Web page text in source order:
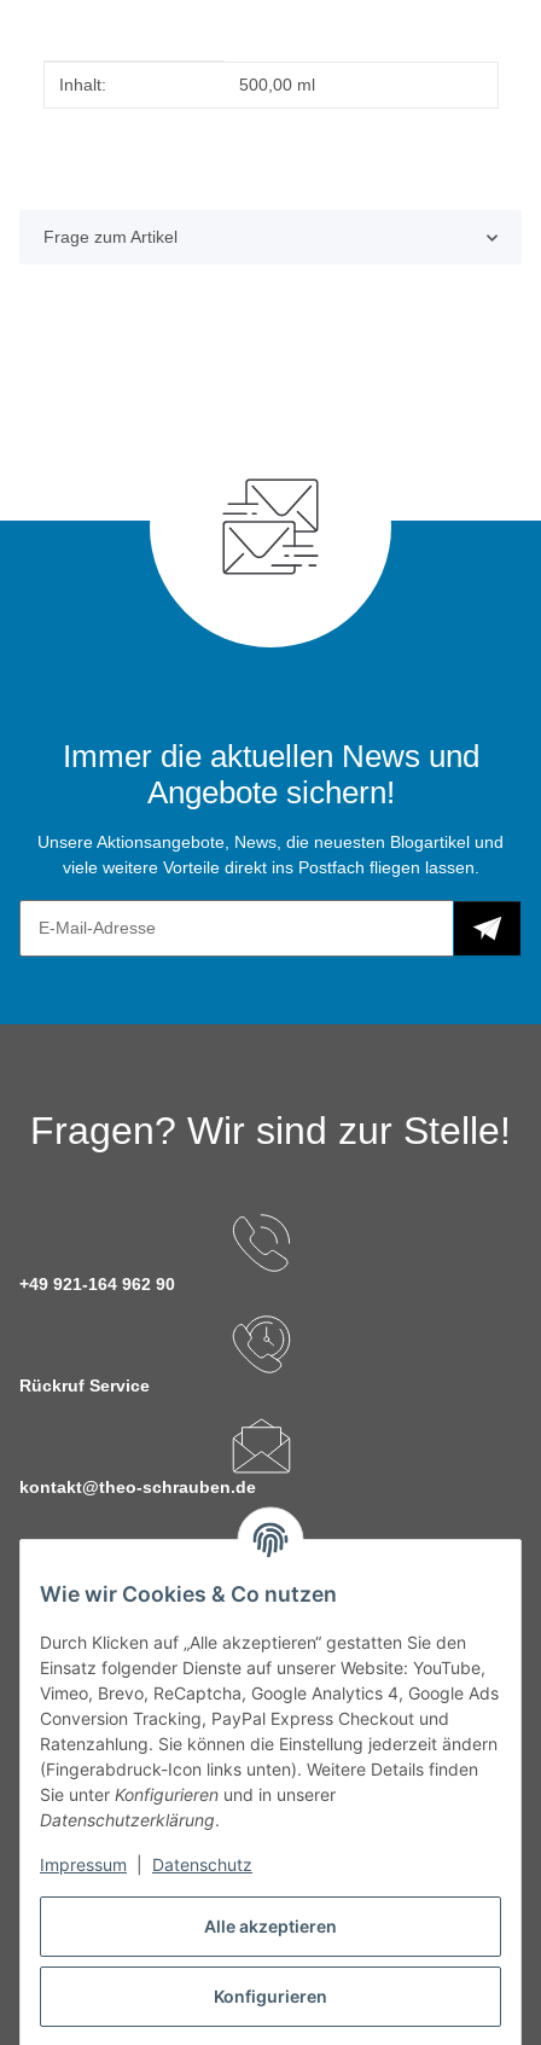
Alle akzeptieren
Konfigurieren
Wie wir Cookies & Co nutzen
Durch Klicken auf „Alle akzeptieren“ gestatten Sie den
Einsatz folgender Dienste auf unserer Website: YouTube,
Vimeo, Brevo, ReCaptcha, Google Analytics 4, Google Ads
Conversion Tracking, PayPal Express Checkout und
Ratenzahlung. Sie können die Einstellung jederzeit ändern
(Fingerabdruck-Icon links unten). Weitere Details finden
Sie unter Konfigurieren und in unserer
Datenschutzerklärung.
Impressum Datenschutz
Produkteigenschaft
Wert
Inhalt: 500,00 ml
Frage zum Artikel
Immer die aktuellen News und
Angebote sichern!
Unsere Aktionsangebote, News, die neuesten Blogartikel und
viele weitere Vorteile direkt ins Postfach fliegen lassen.
Fragen? Wir sind zur Stelle!
+49 921-164 962 90
Rückruf Service
kontakt@theo-schrauben.de
Service
Gesetzliche Informationen
Alle technischen Angaben ohne Gewähr. Irrtümer und fehlerhafte
Angaben vorbehalten. Wenn Sie Datenblätter oder spezielle
unseren Kundenservice. Abbildungen der Artikel können
Vertrag widerrufen